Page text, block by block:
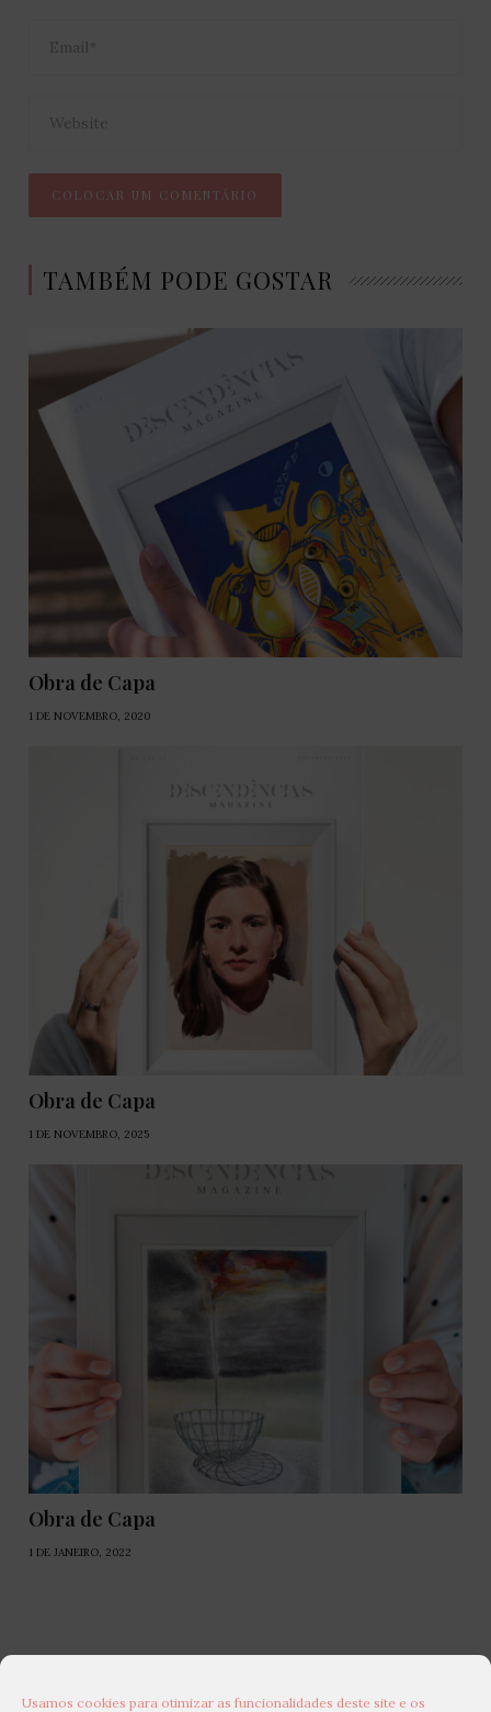
Usamos cookies para otimizar as funcionalidades deste site e os
TAMBÉM PODE GOSTAR
Obra de Capa
1 DE NOVEMBRO, 2020
Obra de Capa
1 DE NOVEMBRO, 2025
Obra de Capa
1 DE JANEIRO, 2022